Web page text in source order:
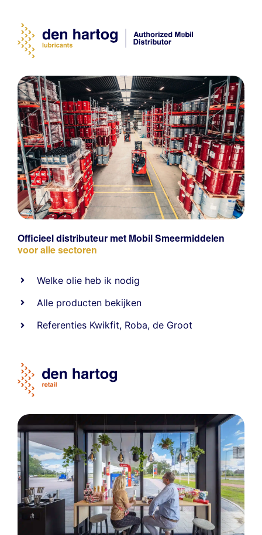
Officieel distributeur met Mobil Smeermiddelen
voor alle sectoren
Welke olie heb ik nodig
Alle producten bekijken
Referenties Kwikfit, Roba,de Groot